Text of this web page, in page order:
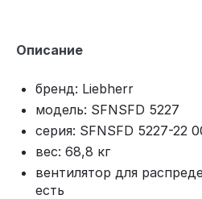
Описание
бренд: Liebherr
модель: SFNSFD 5227
серия: SFNSFD 5227-22
вес: 68,8 кг
вентилятор для
есть